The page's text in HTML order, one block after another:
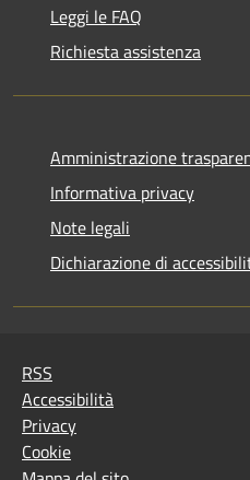
Leggi le FAQ
Richiesta assistenza
Amministrazione
Informativa privacy
Note legali
Dichiarazione di
RSS
Accessibilità
Privacy
Cookie